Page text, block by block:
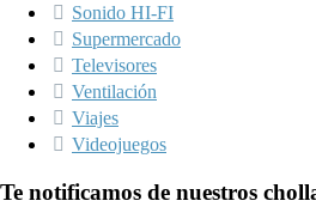
Sonido HI-FI
Supermercado
Televisores
Ventilación
Viajes
Videojuegos
Te notificamos de nuestros